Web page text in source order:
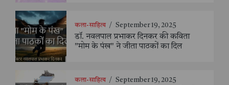
कला-साहित्य / September 19, 2025
डॉ. नवलपाल प्रभाकर दिनकर की कविता
"मोम के पंख" ने जीता पाठकों का दिल
कला-साहित्य / September 19, 2025